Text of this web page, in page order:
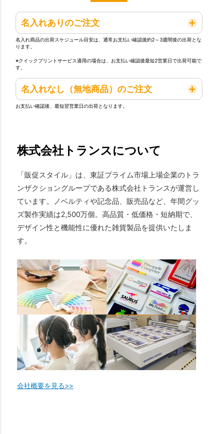
名入れありのご注文
名入れ商品の出荷スケジュール目安は、通常お支払い確認後約2～3週間後の出荷とな
ります。
※クイックプリントサービス適用の場合は、お支払い確認後最短2営業日で出荷可能で
す。
名入れなし（無地商品）のご注文
お支払い確認後、最短翌営業日の出荷となります。
株式会社トランスについて
「販促スタイル」は、東証プライム市場上場企業のトラ
ンザクショングループである株式会社トランスが運営し
ています。ノベルティや記念品、販売品など、年間グッ
ズ製作実績は2,500万個。高品質・低価格・短納期で、
デザイン性と機能性に優れた雑貨製品を提供いたしま
す。
会社概要を見る>>